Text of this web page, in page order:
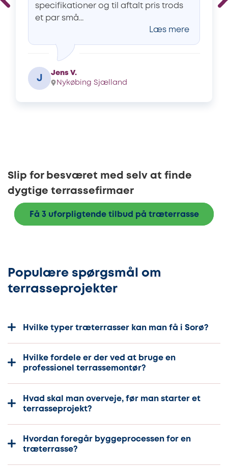
specifikationer og til aftalt pris trods
et par små...
Læs mere
J
Jens V.
Nykøbing Sjælland
Slip for besværet med selv at finde
dygtige terrassefirmaer
Få 3 uforpligtende tilbud på træterrasse
Populære spørgsmål om
terrasseprojekter
Hvilke typer træterrasser kan man få i Sorø?
Hvilke fordele er der ved at bruge en
professionel terrassemontør?
Hvad skal man overveje, før man starter et
terrasseprojekt?
Hvordan foregår byggeprocessen for en
træterrasse?